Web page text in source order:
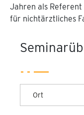
Jahren als
für nichtärztliches
Ort